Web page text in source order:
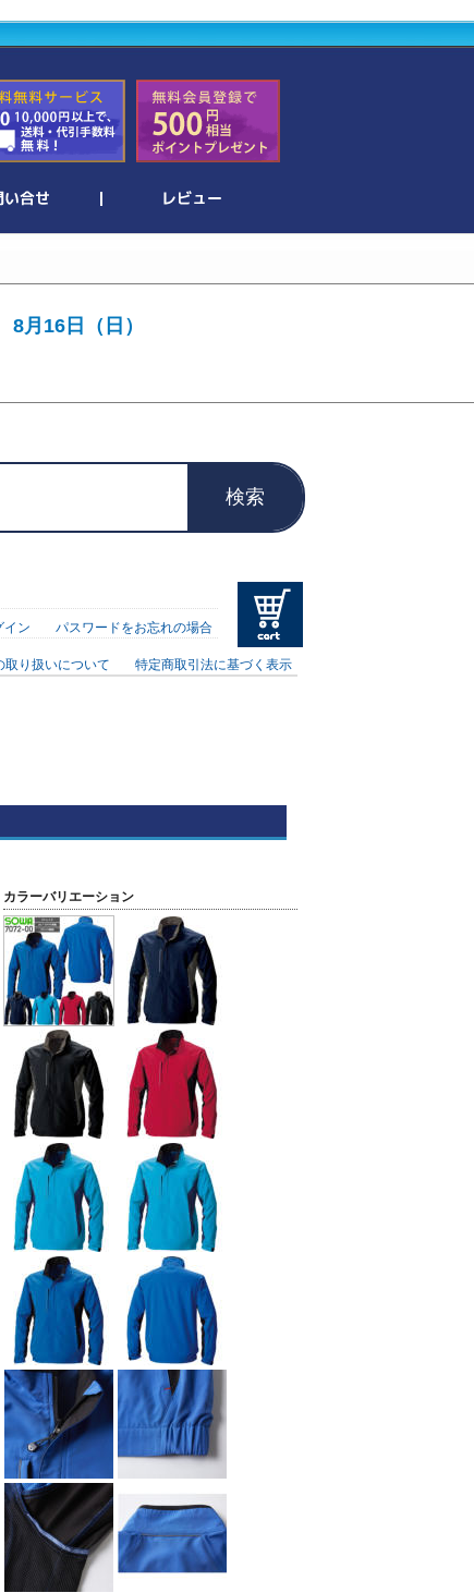
月16日（日）
検索
イン パスワードをお忘れの場合
取り扱いについて 特定商取引法に基づく表示
カラーバリエーション